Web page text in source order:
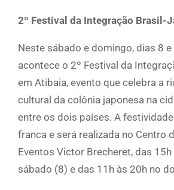
2º Festival da Integração Brasil-
Neste sábado e domingo, dias 8 e
acontece o 2º Festival da
em Atibaia, evento que celebra a
cultural da colônia japonesa na
entre os dois países. A
franca e será realizada no Centro
Eventos Victor Brecheret, das 15h
sábado (8) e das 11h às 20h no